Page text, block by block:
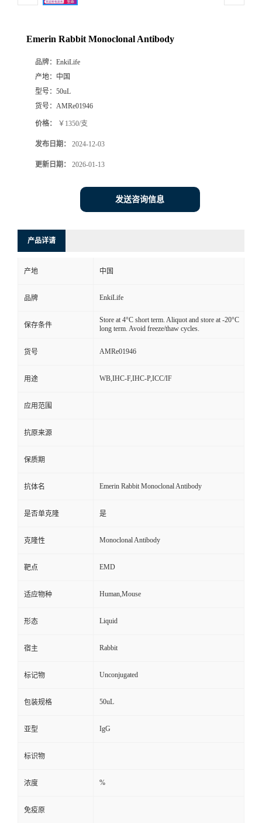
Emerin Rabbit Monoclonal Antibody
品牌： EnkiLife
产地： 中国
型号： 50uL
货号： AMRe01946
价格： ￥1350/支
发布日期： 2024-12-03
更新日期： 2026-01-13
发送咨询信息
产品详请
产地 中国
品牌 EnkiLife
保存条件
Store at 4°C short term. Aliquot and store at -20°C
long term. Avoid freeze/thaw cycles.
货号 AMRe01946
用途 WB,IHC-F,IHC-P,ICC/IF
应用范围
抗原来源
保质期
抗体名 Emerin Rabbit Monoclonal Antibody
是否单克隆 是
克隆性 Monoclonal Antibody
靶点 EMD
适应物种 Human,Mouse
形态 Liquid
宿主 Rabbit
标记物 Unconjugated
包装规格 50uL
亚型 IgG
标识物
浓度 %
免疫原